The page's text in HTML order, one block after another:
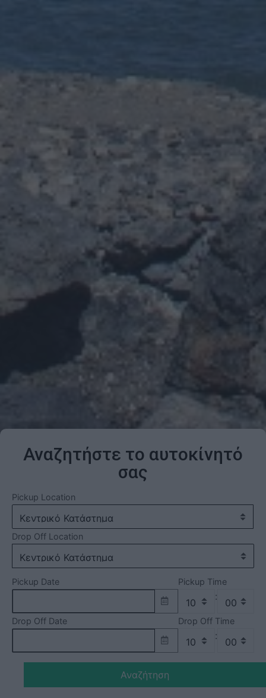
Αναζητήστε το αυτοκίνητό
σας
Pickup Location
Drop Off Location
Pickup Date Pickup Time
:
Drop Off Date Drop Off Time
:
Αναζήτηση